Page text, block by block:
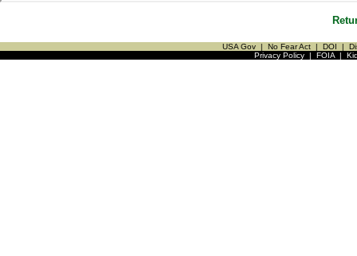
USA Gov | No Fear Act | DOI |
Privacy Policy| FOIA|